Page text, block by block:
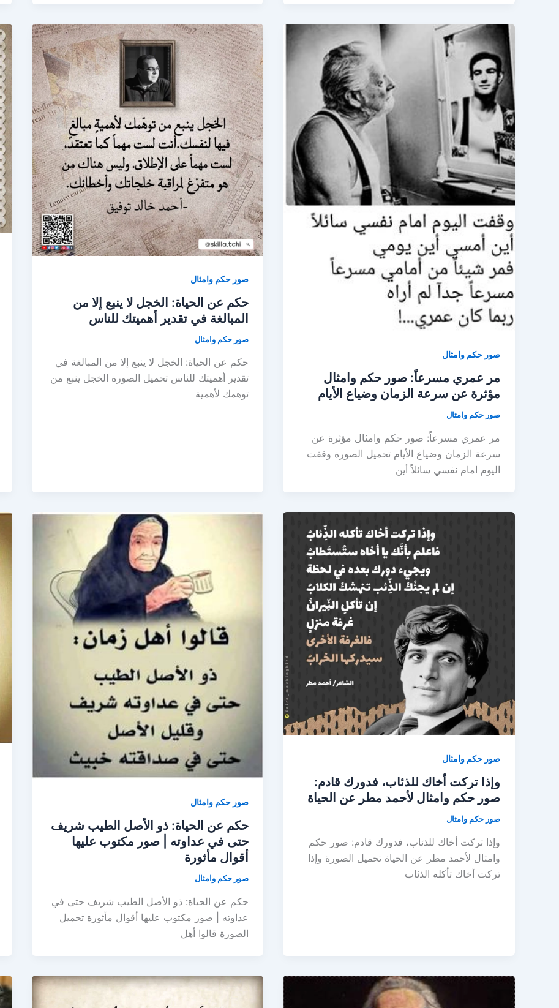
صور حكم وامثال
مر عمري مسرعاً: صور حكم وامثال
مؤثرة عن سرعة الزمان وضياع الأيام
صور حكم وامثال
مر عمري مسرعاً: صور حكم وامثال مؤثرة عن
سرعة الزمان وضياع الأيام تحميل الصورة وقفت
اليوم امام نفسي سائلاً أين
صور حكم وامثال
حكم عن الحياة: الخجل لا ينبع إلا من
المبالغة في تقدير أهميتك للناس
صور حكم وامثال
حكم عن الحياة: الخجل لا ينبع إلا من المبالغة في
تقدير أهميتك للناس تحميل الصورة الخجل ينبع من
توهمك لأهمية
صور حكم وامثال
وإذا تركت أخاك للذئاب، فدورك قادم:
صور حكم وامثال لأحمد مطر عن الحياة
صور حكم وامثال
وإذا تركت أخاك للذئاب، فدورك قادم: صور حكم
وامثال لأحمد مطر عن الحياة تحميل الصورة وإذا
تركت أخاك تأكله الذئاب
صور حكم وامثال
حكم عن الحياة: ذو الأصل الطيب شريف
حتى في عداوته | صور مكتوب عليها
أقوال مأثورة
صور حكم وامثال
حكم عن الحياة: ذو الأصل الطيب شريف حتى في
عداوته | صور مكتوب عليها أقوال مأثورة تحميل
الصورة قالوا أهل